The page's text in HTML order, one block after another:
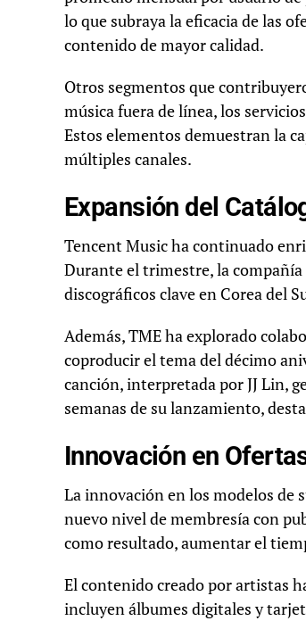
lo que subraya la eficacia de las
contenido de mayor calidad.
Otros segmentos que
música fuera de línea, los
Estos elementos demuestran la
múltiples canales.
Expansión del
Tencent Music ha continuado
Durante el trimestre, la compañía
discográficos clave en Corea del
Además, TME ha explorado
coproducir el tema del décimo
canción, interpretada por JJ Lin,
semanas de su lanzamiento,
Innovación en
La innovación en los modelos
nuevo nivel de membresía con
como resultado, aumentar el
El contenido creado por artistas
incluyen álbumes digitales y